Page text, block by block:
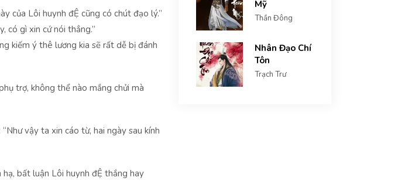
của Lôi huynh đỆ cũng có chút đạo lý.”
có gì xin cứ nói thẳng.”
kiếm ý thê lương kia sẽ rất dễ bị đánh
trợ, không thể nào mắng chửi mà
vậy ta xin cáo từ, hai ngày sau kính
bất luận Lôi huynh đỆ thắng hay
Mỹ
Thần Đông
Nhân Đạo Chí
Tôn
Trạch Trư